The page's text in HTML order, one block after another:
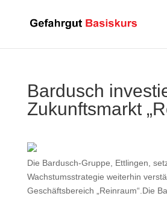
Bardusch
Zukunftsmarkt
Die Bardusch-Gruppe, Ettlingen,
Wachstumsstrategie weiterhin
Geschäftsbereich „Reinraum“.Die